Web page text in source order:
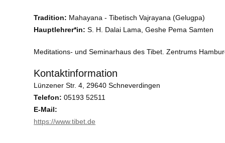
Tradition: Mahayana - Tibetisch Vajrayana (Gelugpa)
Hauptlehrer*in: S. H. Dalai Lama, Geshe Pema Samten
Meditations- und Seminarhaus des Tibet. Zentrums
Kontaktinformation
Lünzener Str. 4, 29640 Schneverdingen
Telefon: 05193 52511
E-Mail:
https://www.tibet.de